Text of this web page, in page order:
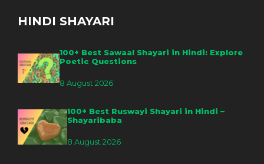
HINDI SHAYARI
100+ Best Sawaal Shayari in Hindi: Explore
Poetic Questions
8 August 2026
100+ Best Ruswayi Shayari in Hindi –
Shayaribaba
8 August 2026